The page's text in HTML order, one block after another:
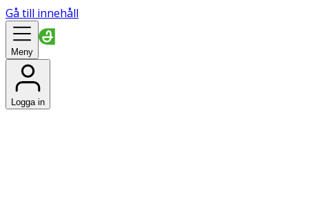
Gå till innehåll
Meny
Logga in